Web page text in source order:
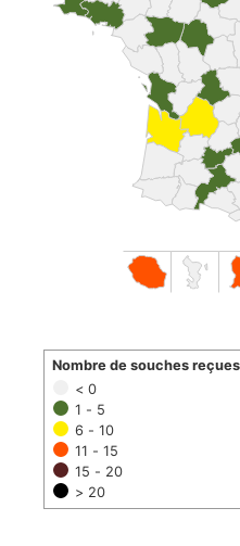
< 0
1 - 5
6 - 10
11 - 15
15 - 20
> 20
Nombre de souches reçues